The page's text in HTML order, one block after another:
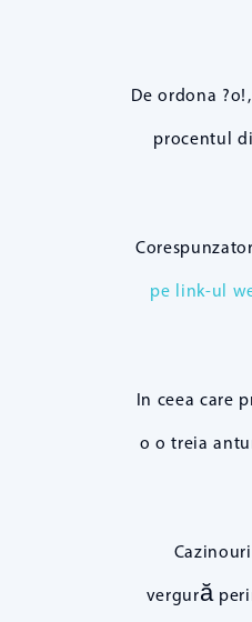
De ordona
procentul
pe link-ul
In ceea care
o o treia
vergură